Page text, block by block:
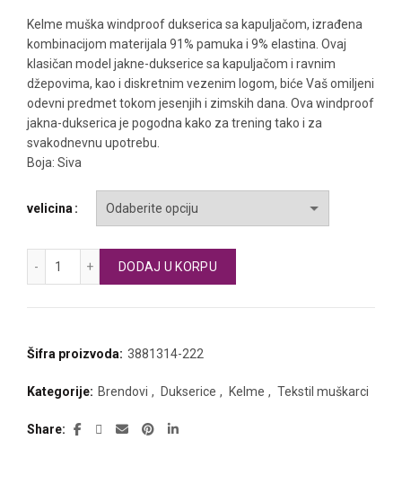
cena
je
bila:
8.500 RSD.
cena
je:
4.250 RSD.
Kelme muška windproof dukserica sa kapuljačom, izrađena
kombinacijom materijala 91% pamuka i 9% elastina. Ovaj
klasičan model jakne-dukserice sa kapuljačom i ravnim
džepovima, kao i diskretnim vezenim logom, biće Vaš omiljeni
odevni predmet tokom jesenjih i zimskih dana. Ova windproof
jakna-dukserica je pogodna kako za trening tako i za
svakodnevnu upotrebu.
Boja: Siva
velicina
KELME muška windproof dukserica sa kapuljačom
DODAJ U KORPU
Šifra proizvoda: 3881314-222
Kategorije: Brendovi , Dukserice , Kelme , Tekstil muškarci
Share